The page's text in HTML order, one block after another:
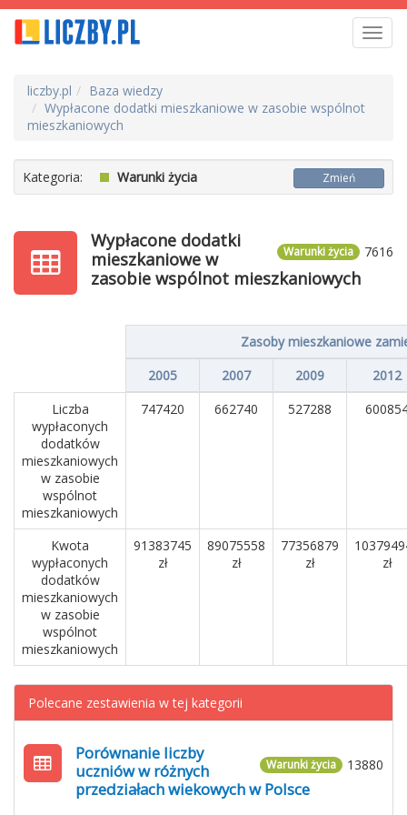
liczby.pl
Baza wiedzy
Wypłacone dodatki mieszkaniowe w zasobie wspólnot
mieszkaniowych
Kategoria: Warunki życia Zmień
7616
Warunki życia
Wypłacone dodatki
mieszkaniowe w
zasobie wspólnot mieszkaniowych
Zasoby mieszkaniowe
2005
2007 2009
2012
Liczba
wypłaconych
dodatków
mieszkaniowych
w zasobie
wspólnot
mieszkaniowych
747420 662740 527288
Kwota
wypłaconych
dodatków
mieszkaniowych
w zasobie
wspólnot
mieszkaniowych
91383745
zł
89075558
zł
77356879
zł
zł
Polecane zestawienia w tej kategorii
13880
Warunki życia
Porównanie liczby
uczniów w różnych
przedziałach wiekowych w Polsce